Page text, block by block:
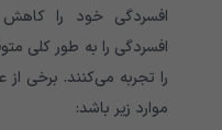
افسردگی خود را
افسردگی را به طور کلی
موارد زیر باشد: